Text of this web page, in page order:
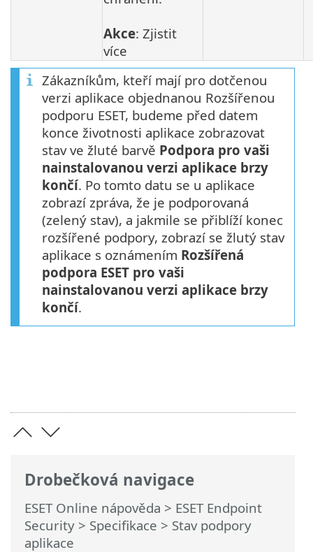
Drobečková navigace
ESET Online nápověda > ESET Endpoint
Security > Specifikace > Stav podpory
aplikace
Akce: Zjistit
více
Zákazníkům, kteří mají pro dotčenou
verzi aplikace objednanou Rozšířenou
podporu ESET, budeme před datem
konce životnosti aplikace zobrazovat
stav ve žluté barvě Podpora pro vaši
nainstalovanou verzi aplikace brzy
končí. Po tomto datu se u aplikace
zobrazí zpráva, že je podporovaná
(zelený stav), a jakmile se přiblíží konec
rozšířené podpory, zobrazí se žlutý stav
aplikace s oznámením Rozšířená
podpora ESET pro vaši
nainstalovanou verzi aplikace brzy
končí.